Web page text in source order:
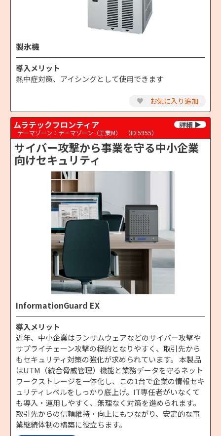
製氷機
導入メリット
熱中症対策、アイシングとして使用できます
♥ お気に入り追加
ムラテックフロンティア
テーマゾーン：テーマゾーン（工業M） （ID:5955）
サイバー攻撃から事業を守る中小企業
向けセキュリティ
InformationGuard EX
導入メリット
近年、中小企業はランサムウェアなどのサイバー攻撃や
サプライチェーン攻撃の標的となりやすく、取引先から
もセキュリティ対策の強化が求められています。 本製品
はUTM（統合脅威管理）機能と業務データを守るネット
ワークストレージを一体化し、この1台で企業の情報セキ
ュリティレベルをしっかり底上げ。IT専任者がいなくて
も導入・運用しやすく、無理なく対策を進められます。
取引先からの信頼維持・向上にもつながり、安定的な事
業継続体制の構築に役立ちます。